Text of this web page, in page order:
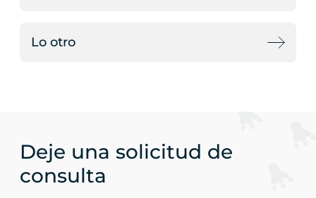
Lo otro
Deje una solicitud de
consulta